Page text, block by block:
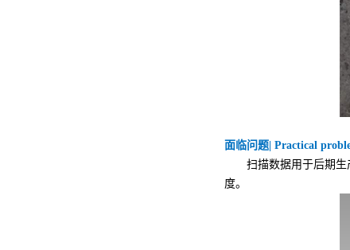
面临问题| Practical
扫描数据用于后期生产
度。